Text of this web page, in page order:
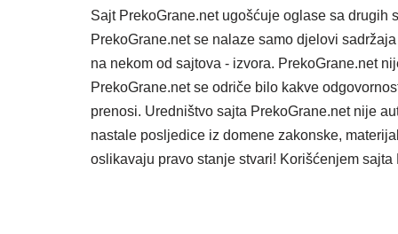
Sajt PrekoGrane.net ugošćuje oglase sa
PrekoGrane.net se nalaze samo djelovi
na nekom od sajtova - izvora. PrekoGrane.net
PrekoGrane.net se odriče bilo kakve
prenosi. Uredništvo sajta PrekoGrane.net nije
nastale posljedice iz domene zakonske,
oslikavaju pravo stanje stvari! Korišćenjem